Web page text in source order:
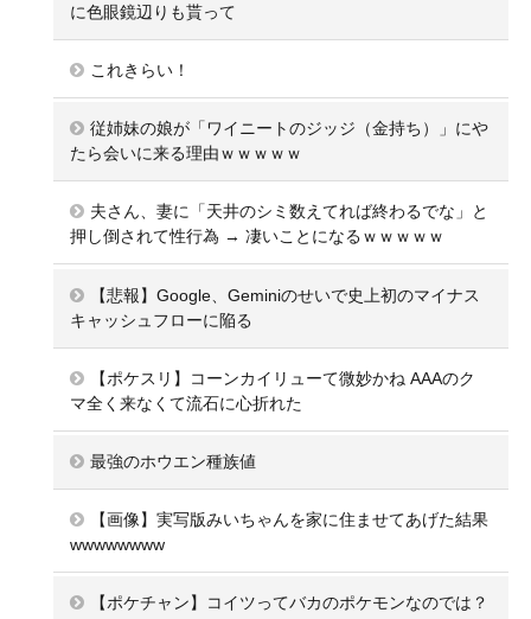
に色眼鏡辺りも貰って
これきらい！
従姉妹の娘が「ワイニートのジッジ（金持ち）」にや
たら会いに来る理由ｗｗｗｗｗ
夫さん、妻に「天井のシミ数えてれば終わるでな」と
押し倒されて性行為 → 凄いことになるｗｗｗｗｗ
【悲報】Google、Geminiのせいで史上初のマイナス
キャッシュフローに陥る
【ポケスリ】コーンカイリューて微妙かね AAAのク
マ全く来なくて流石に心折れた
最強のホウエン種族値
【画像】実写版みいちゃんを家に住ませてあげた結果
wwwwwwww
【ポケチャン】コイツってバカのポケモンなのでは？